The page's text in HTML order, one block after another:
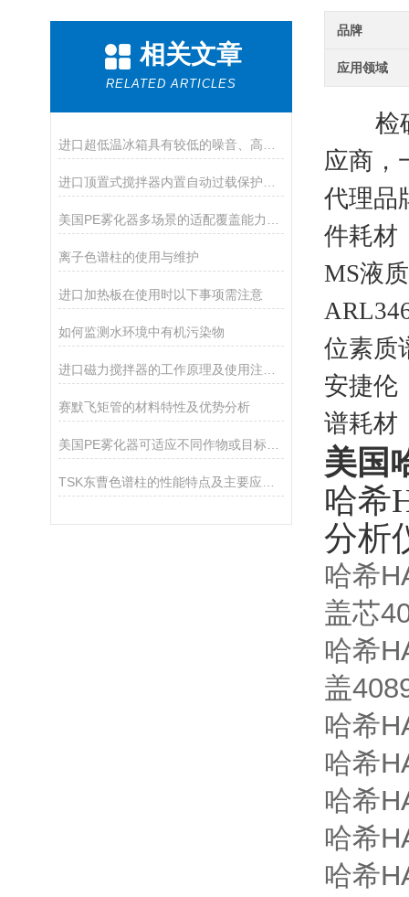
相关文章
RELATED ARTICLES
离子色谱柱的使用与维护
进口加热板在使用时以下事项需注意
如何监测水环境中有机污染物
赛默飞矩管的材料特性及优势分析
品牌
应用领域
检硕
应商，
代理品
件耗材
MS液
位素质
安捷伦
谱耗材
美国
哈希
分析
哈希
盖芯
哈希
盖
哈希
哈希
哈希
哈希
哈希